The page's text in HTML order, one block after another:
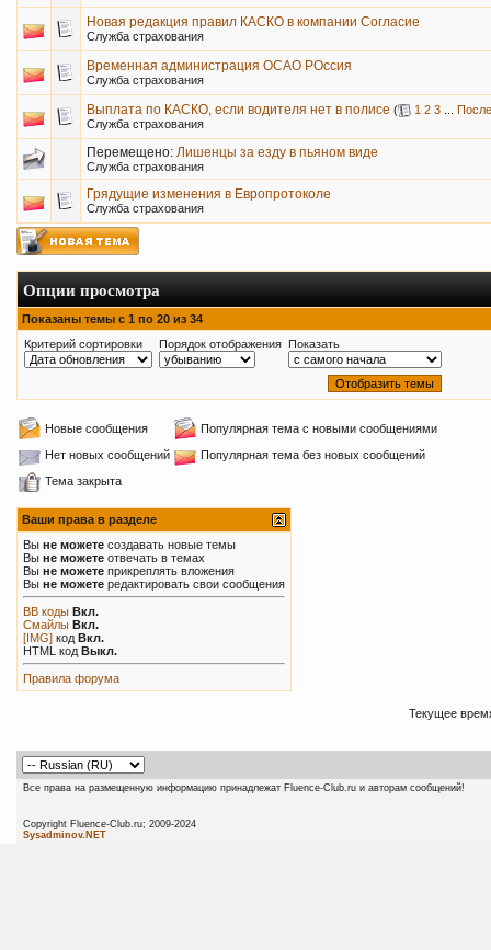
Новая редакция правил КАСКО в компании Согласие
Служба страхования
Временная администрация ОСАО РОссия
Служба страхования
Выплата по КАСКО, если водителя нет в полисе ( 1 2 3
Служба страхования
Перемещено: Лишенцы за езду в пьяном виде
Служба страхования
Грядущие изменения в Европротоколе
Служба страхования
Опции просмотра
Показаны темы с 1 по 20 из 34
Критерий сортировки
Порядок отображения Показать
Новые сообщения
Популярная тема с новыми сообщениями
Нет новых сообщений
Популярная тема без новых сообщений
Тема закрыта
Ваши права в разделе
Вы не можете создавать новые темы
Вы не можете отвечать в темах
Вы не можете прикреплять вложения
Вы не можете редактировать свои сообщения
BB коды Вкл.
Смайлы Вкл.
[IMG] код Вкл.
HTML код Выкл.
Правила форума
Текущее
Все права на размещенную информацию принадлежат Fluence-Club.ru и авторам сообщений!
Copyright Fluence-Club.ru;
Sysadminov.NET